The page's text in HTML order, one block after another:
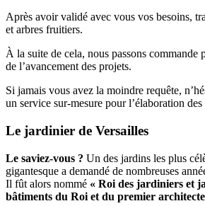
Après avoir validé avec vous vos besoins,
et arbres fruitiers.
À la suite de cela, nous passons
de l’avancement des projets.
Si jamais vous avez la moindre requête,
un service sur-mesure pour l’élaboration
Le jardinier de Versailles
Le saviez-vous ? Un des jardins les plus
gigantesque a demandé de nombreuses
Il fût alors nommé « Roi des jardiniers et
bâtiments du Roi et du premier